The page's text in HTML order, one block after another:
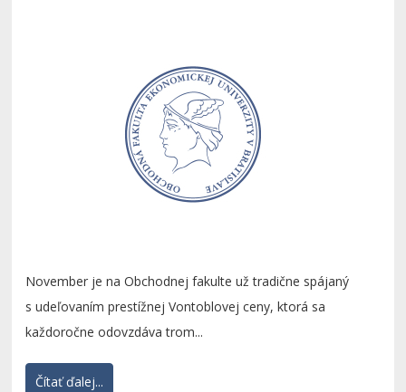
November je na Obchodnej fakulte už tradične spájaný
s udeľovaním prestížnej Vontoblovej ceny, ktorá sa
každoročne odovzdáva trom...
Čítať ďalej...